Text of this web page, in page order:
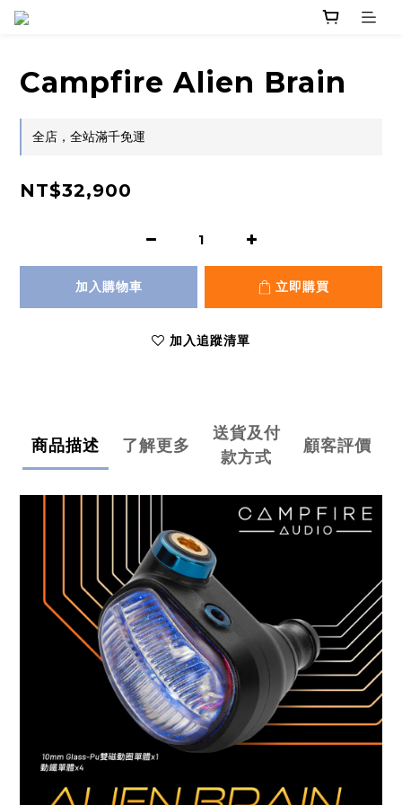
Campfire Alien Brain
全店，全站滿千免運
NT$32,900
加入購物車 立即購買
加入追蹤清單
商品描述 了解更多
送貨及付
款方式
顧客評價